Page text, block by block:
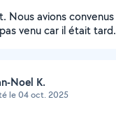
Nous avions
venu car il était
Noel K.
le 04 oct. 2025